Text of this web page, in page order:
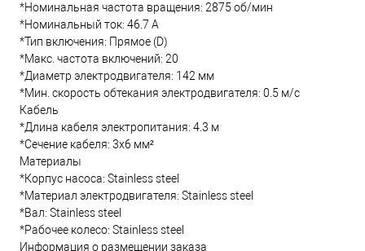
*Номинальная частота вращения: 2875 об/мин
*Номинальный ток: 46.7 А
*Тип включения: Прямое (D)
*Макс. частота включений: 20
*Диаметр электродвигателя: 142 мм
*Мин. скорость обтекания электродвигателя: 0.5 м/с
Кабель
*Длина кабеля электропитания: 4.3 м
*Сечение кабеля: 3x6 мм²
Материалы
*Корпус насоса: Stainless steel
*Материал электродвигателя: Stainless steel
*Вал: Stainless steel
*Рабочее колесо: Stainless steel
Информация о размещении заказа